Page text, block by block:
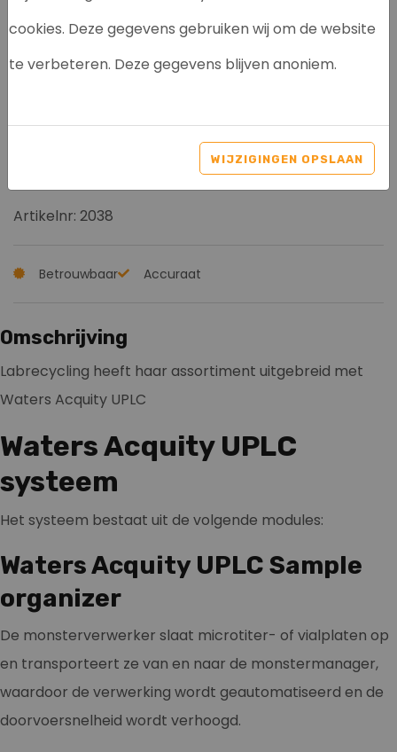
cookies. Deze gegevens gebruiken wij om de website
te verbeteren. Deze gegevens blijven anoniem.
WIJZIGINGEN OPSLAAN
PDA DETECTOR & SQ
Artikelnr: 2038
Betrouwbaar Accuraat
Omschrijving
Labrecycling heeft haar assortiment uitgebreid met
Waters Acquity UPLC
Waters Acquity UPLC
systeem
Het systeem bestaat uit de volgende modules:
Waters Acquity UPLC Sample
organizer
De monsterverwerker slaat microtiter- of vialplaten op
en transporteert ze van en naar de monstermanager,
waardoor de verwerking wordt geautomatiseerd en de
doorvoersnelheid wordt verhoogd.